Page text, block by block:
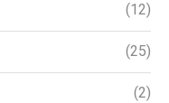
(12)
(25)
(2)